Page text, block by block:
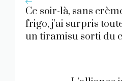
Ce soir-là, sans
frigo, j’ai surpris
un tiramisu sorti du